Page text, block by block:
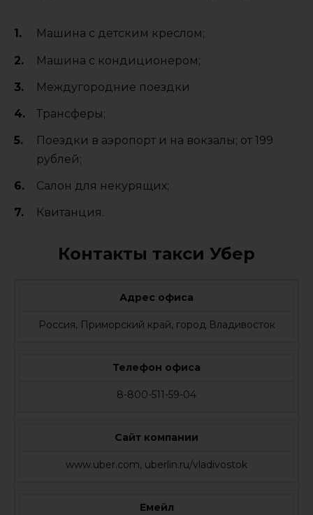
Машина с детским креслом;
Машина с кондиционером;
Междугородние поездки
Трансферы;
Поездки в аэропорт и на вокзалы; от 199
рублей;
Салон для некурящих;
Квитанция.
Контакты такси Убер
Адрес офиса
Россия, Приморский край, город Владивосток
Телефон офиса
8-800-511-59-04
Сайт компании
www.uber.com, uberlin.ru/vladivostok
Емейл